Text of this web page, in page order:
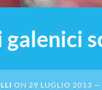
galenici
ON 29 LUGLIO 2013